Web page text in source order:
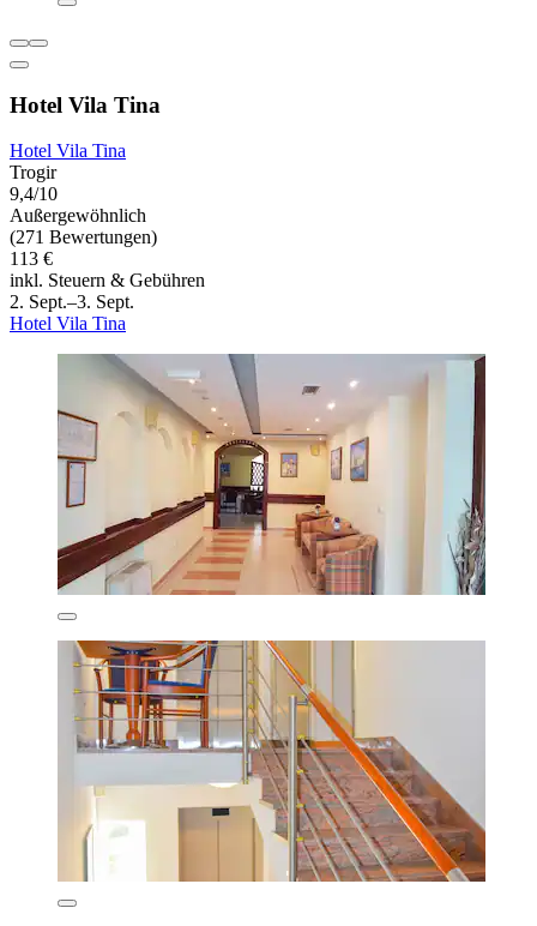
Hotel Vila Tina
Hotel Vila Tina
Trogir
9,4/10
Außergewöhnlich
(271 Bewertungen)
113 €
inkl. Steuern & Gebühren
2. Sept.–3. Sept.
Hotel Vila Tina